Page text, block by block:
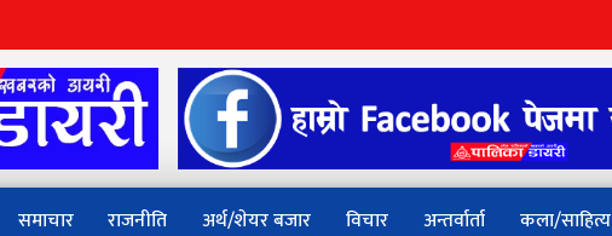
समाचार राजनीति अर्थ/शेयर बजार विचार अन्तर्वार्ता कला/साहित्य